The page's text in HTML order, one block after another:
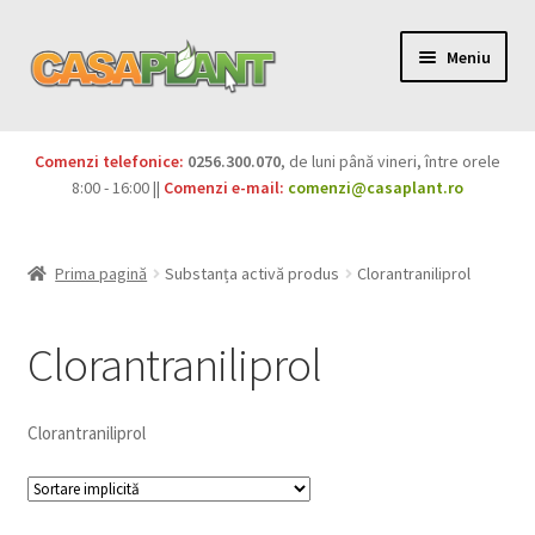
Meniu
Pesticide
Produse BIO
Igienă publică
Comenzi telefonice: 0256.300.070, de luni până vineri, între orele
8:00 - 16:00 || Comenzi e-mail: comenzi@casaplant.ro
Prima pagină Substanța activă produs Clorantraniliprol
Clorantraniliprol
Clorantraniliprol